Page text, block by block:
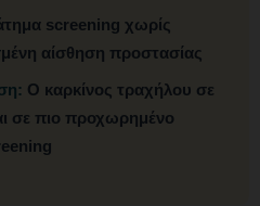
screening χωρίς
αίσθηση προστασίας
Ο καρκίνος τραχήλου σε
σε πιο προχωρημένο